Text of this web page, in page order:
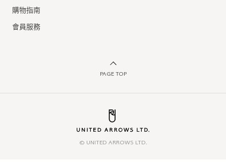
購物指南
會員服務
PAGE TOP
© UNITED ARROWS LTD.